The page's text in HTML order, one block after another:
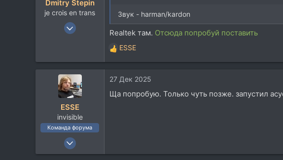
Dmitry Stepin
je crois en trans
12 Янв 2004
113
Москва
Звук - harman/kardon
Realtek там. Отсюда попробуй поставить
Р
е
к
и
ESSE
ESSE
invisible
Команда форума
23 Сен 2006
9.093
27 Дек 2025
Ща попробую. Только чуть позже. запустил